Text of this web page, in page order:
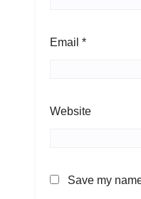
Email *
Website
Save my